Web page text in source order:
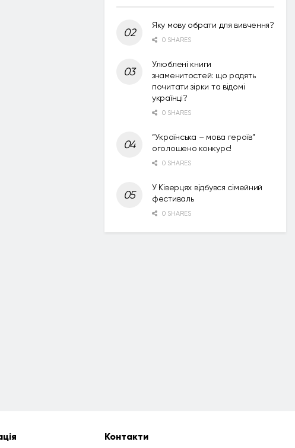
Яку мову обрати для вивчення?
0 SHARES
Улюблені книги
знаменитостей: що радять
почитати зірки та відомі
українці?
0 SHARES
“Українська – мова героїв”
оголошено конкурс!
0 SHARES
У Ківерцях відбувся сімейний
фестиваль
0 SHARES
Контакти